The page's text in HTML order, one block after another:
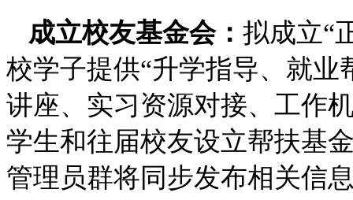
成立校友基金会： 拟成立“
校学子提供“升学指导、就
讲座、实习资源对接、工作
学生和往届校友设立帮扶基
管理员群将同步发布相关信